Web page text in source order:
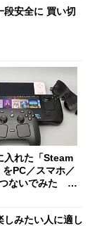
段安全に 買い切
入れた「Steam
PC／スマホ／
ないでみた ゲ
しみたい人に適し